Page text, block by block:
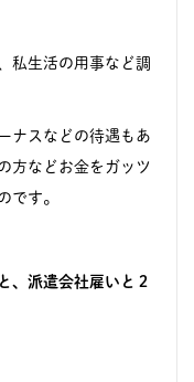
私生活の用事など調
ナスなどの待遇もあ
方などお金をガッツ
です。
、派遣会社雇いと２